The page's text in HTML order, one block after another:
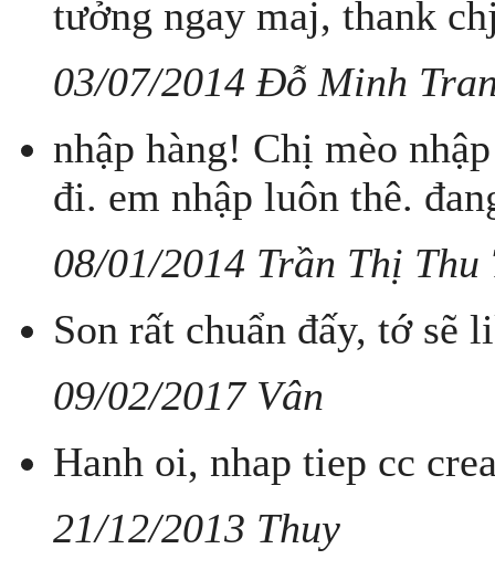
tưởng ngay maj, thank
03/07/2014 Đỗ Minh
nhập hàng! Chị mèo
đi. em nhập luôn thê.
08/01/2014 Trần Thị Thu
Son rất chuẩn đấy, tớ sẽ
09/02/2017 Vân
Hanh oi, nhap tiep cc
21/12/2013 Thuy